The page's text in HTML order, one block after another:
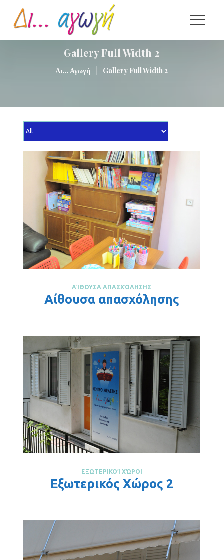
Gallery Full Width 2
Δι... Αγωγή Gallery Full Width 2
ΑΊΘΟΥΣΑ ΑΠΑΣΧΌΛΗΣΗΣ
Αίθουσα απασχόλησης
ΕΞΩΤΕΡΙΚΟΊ ΧΏΡΟΙ
Εξωτερικός Χώρος 2